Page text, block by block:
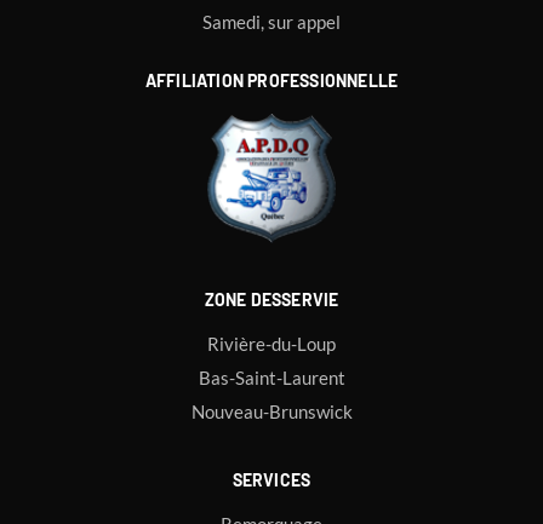
Samedi, sur appel
AFFILIATION PROFESSIONNELLE
ZONE DESSERVIE
Rivière-du-Loup
Bas-Saint-Laurent
Nouveau-Brunswick
SERVICES